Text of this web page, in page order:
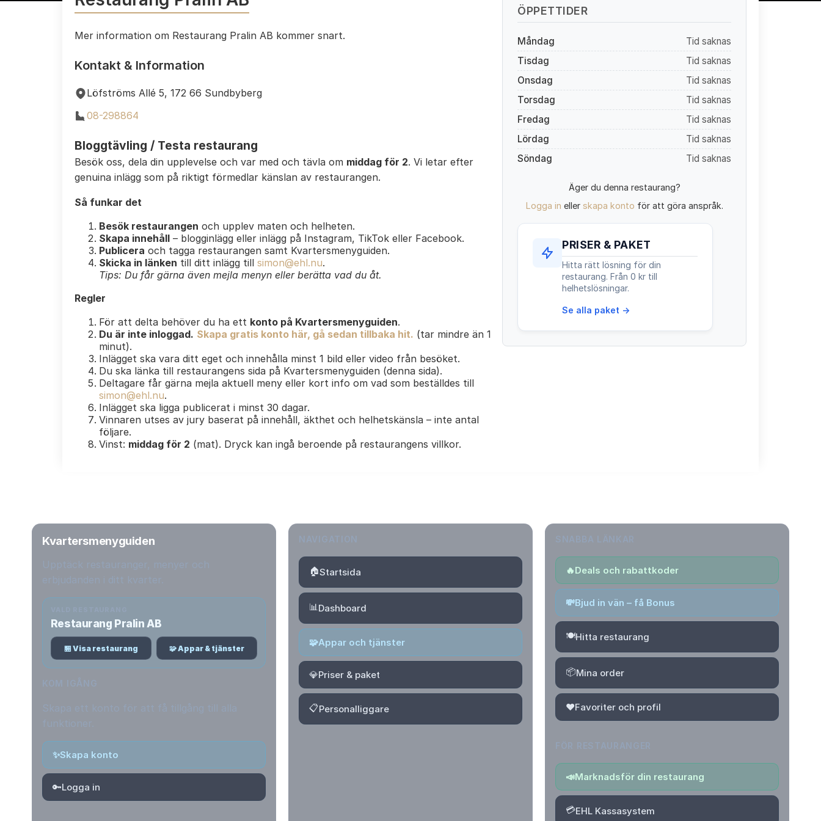
Mer information om Restaurang Pralin AB kommer snart.
Kontakt & Information
Löfströms Allé 5, 172 66 Sundbyberg
08-298864
Bloggtävling / Testa restaurang
Besök oss, dela din upplevelse och var med och tävla om middag för 2. Vi letar efter
genuina inlägg som på riktigt förmedlar känslan av restaurangen.
Så funkar det
Besök restaurangen och upplev maten och helheten.
Skapa innehåll – blogginlägg eller inlägg på Instagram, TikTok eller Facebook.
Publicera och tagga restaurangen samt Kvartersmenyguiden.
Skicka in länken till ditt inlägg till simon@ehl.nu.
Tips: Du får gärna även mejla menyn eller berätta vad du åt.
Regler
För att delta behöver du ha ett konto på Kvartersmenyguiden.
Du är inte inloggad. Skapa gratis konto här, gå sedan tillbaka hit. (tar mindre än 1
minut).
Inlägget ska vara ditt eget och innehålla minst 1 bild eller video från besöket.
Du ska länka till restaurangens sida på Kvartersmenyguiden (denna sida).
Deltagare får gärna mejla aktuell meny eller kort info om vad som beställdes till
simon@ehl.nu.
Inlägget ska ligga publicerat i minst 30 dagar.
Vinnaren utses av jury baserat på innehåll, äkthet och helhetskänsla – inte antal
följare.
Vinst: middag för 2 (mat). Dryck kan ingå beroende på restaurangens villkor.
ÖPPETTIDER
Måndag
Tid saknas
Tisdag
Tid saknas
Onsdag
Tid saknas
Torsdag
Tid saknas
Fredag
Tid saknas
Lördag
Tid saknas
Söndag
Tid saknas
Äger du denna restaurang?
Logga in eller skapa konto för att göra anspråk.
PRISER & PAKET
Hitta rätt lösning för din
restaurang. Från 0 kr till
helhetslösningar.
Se alla paket →
Kvartersmenyguiden
Restaurang Pralin AB
🏪 Visa restaurang 🧩 Appar & tjänster
✨Skapa konto
🔑Logga in
🏠Startsida
📊Dashboard
🧩Appar och tjänster
💎Priser & paket
📋Personalliggare
🔥Deals och rabattkoder
💸Bjud in vän – få Bonus
🍽️Hitta restaurang
📦Mina order
❤️Favoriter och profil
📣Marknadsför din restaurang
💳EHL Kassasystem